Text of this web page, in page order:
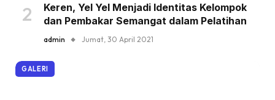
Keren, Yel Yel Menjadi Identitas Kelompok
dan Pembakar Semangat dalam Pelatihan
admin Jumat, 30 April 2021
GALERI